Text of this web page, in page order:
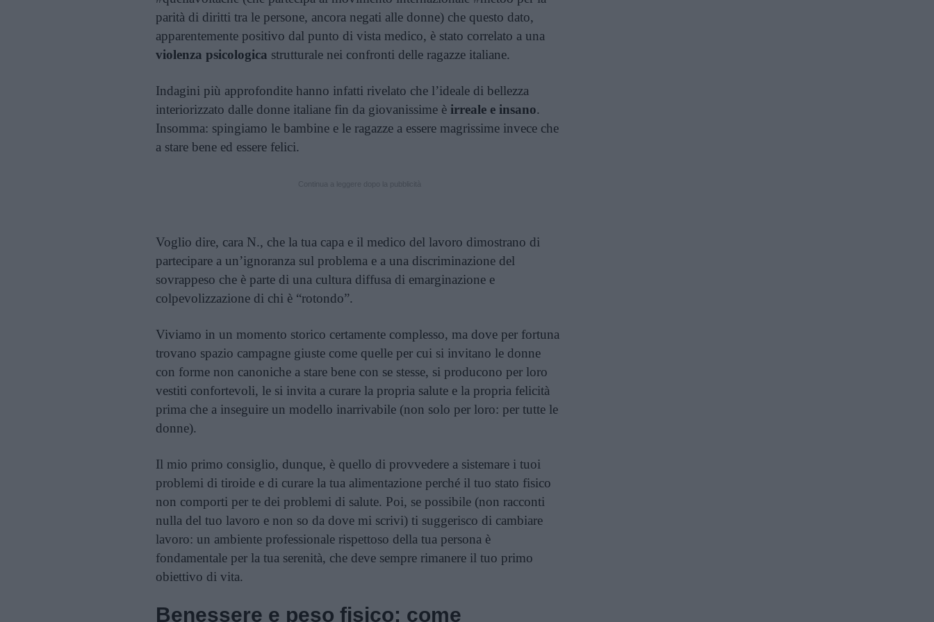
parità di diritti tra le persone, ancora negati alle donne) che questo dato,
apparentemente positivo dal punto di vista medico, è stato correlato a una
violenza psicologica strutturale nei confronti delle ragazze italiane.
Indagini più approfondite hanno infatti rivelato che l’ideale di bellezza
interiorizzato dalle donne italiane fin da giovanissime è irreale e insano.
Insomma: spingiamo le bambine e le ragazze a essere magrissime invece che
a stare bene ed essere felici.
Voglio dire, cara N., che la tua capa e il medico del lavoro dimostrano di
partecipare a un’ignoranza sul problema e a una discriminazione del
sovrappeso che è parte di una cultura diffusa di emarginazione e
colpevolizzazione di chi è “rotondo”.
Viviamo in un momento storico certamente complesso, ma dove per fortuna
trovano spazio campagne giuste come quelle per cui si invitano le donne
con forme non canoniche a stare bene con se stesse, si producono per loro
vestiti confortevoli, le si invita a curare la propria salute e la propria felicità
prima che a inseguire un modello inarrivabile (non solo per loro: per tutte le
donne).
Il mio primo consiglio, dunque, è quello di provvedere a sistemare i tuoi
problemi di tiroide e di curare la tua alimentazione perché il tuo stato fisico
non comporti per te dei problemi di salute. Poi, se possibile (non racconti
nulla del tuo lavoro e non so da dove mi scrivi) ti suggerisco di cambiare
lavoro: un ambiente professionale rispettoso della tua persona è
fondamentale per la tua serenità, che deve sempre rimanere il tuo primo
obiettivo di vita.
Benessere e peso fisico: come